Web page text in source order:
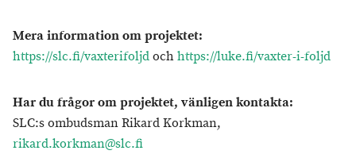
Mera information om projektet:
https://slc.fi/vaxterifoljdochhttps://luke.fi/vaxter-i-foljd
Har du frågor om projektet, vänligen kontakta:
SLC:s ombudsman Rikard Korkman,
rikard.korkman@slc.fi